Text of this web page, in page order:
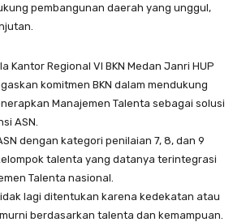
pembangunan daerah yang unggul,
Kantor Regional VI BKN Medan Janri HUP
komitmen BKN dalam mendukung
Manajemen Talenta sebagai solusi
ASN.
dengan kategori penilaian 7, 8, dan 9
talenta yang datanya terintegrasi
Talenta nasional.
lagi ditentukan karena kedekatan atau
berdasarkan talenta dan kemampuan.